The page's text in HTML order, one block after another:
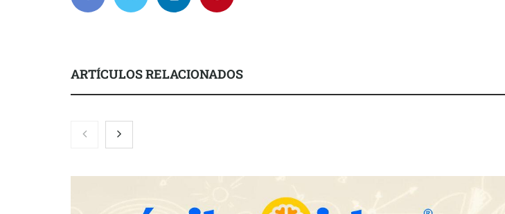
ARTÍCULOS RELACIONADOS
Zoomex mejora su Strategy Center
con herramientas avanzadas para
creadas por y